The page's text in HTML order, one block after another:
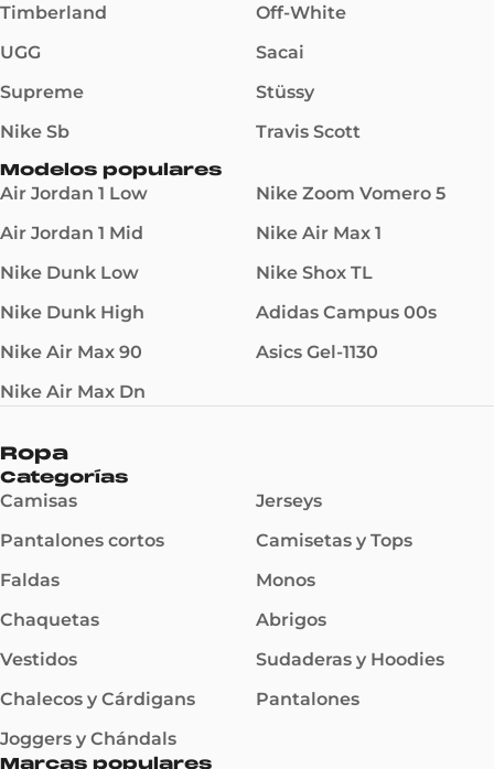
Timberland
UGG
Supreme
Nike Sb
Off-White
Sacai
Stüssy
Travis Scott
Modelos populares
Air Jordan 1 Low
Air Jordan 1 Mid
Nike Dunk Low
Nike Dunk High
Nike Air Max 90
Nike Air Max Dn
Nike Zoom Vomero 5
Nike Air Max 1
Nike Shox TL
Adidas Campus 00s
Asics Gel-1130
Ropa
Categorías
Camisas
Pantalones cortos
Faldas
Chaquetas
Vestidos
Chalecos y Cárdigans
Joggers y Chándals
Jerseys
Camisetas y Tops
Monos
Abrigos
Sudaderas y Hoodies
Pantalones
Marcas populares